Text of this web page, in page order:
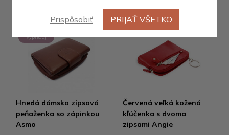
Výpredaj
Hnedá dámska zipsová
peňaženka so zápinkou
Asmo
Červená veľká kožená
kľúčenka s dvoma
zipsami Angie
Prispôsobiť PRIJAŤ VŠETKO